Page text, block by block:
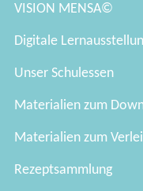
VISION MENSA©
Digitale
Unser Schulessen
Materialien zum
Materialien zum
Rezeptsammlung